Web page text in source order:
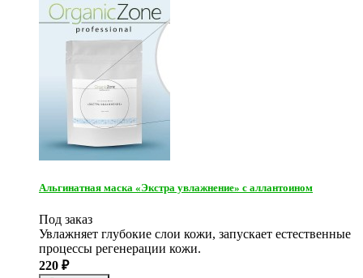
Альгинатная маска «Экстра увлажнение» с аллантоином
Под заказ
Увлажняет глубокие слои кожи, запускает естественные
процессы регенерации кожи.
220 ₽